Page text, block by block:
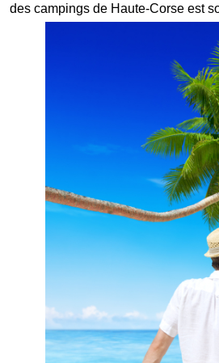
des campings de Haute-Corse est